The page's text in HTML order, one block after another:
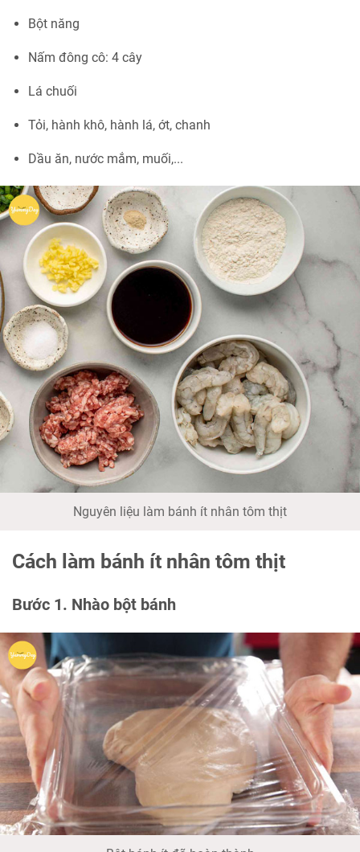
Bột năng
Nấm đông cô: 4 cây
Lá chuối
Tỏi, hành khô, hành lá, ớt, chanh
Dầu ăn, nước mắm, muối,...
Nguyên liệu làm bánh ít nhân tôm thịt
Cách làm bánh ít nhân tôm thịt
Bước 1. Nhào bột bánh